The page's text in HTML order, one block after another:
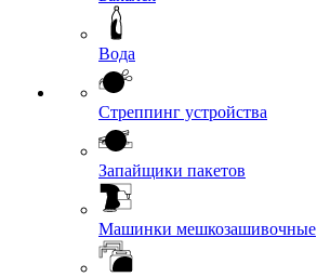
Вода
Стреппинг устройства
Запайщики пакетов
Машинки мешкозашивочные